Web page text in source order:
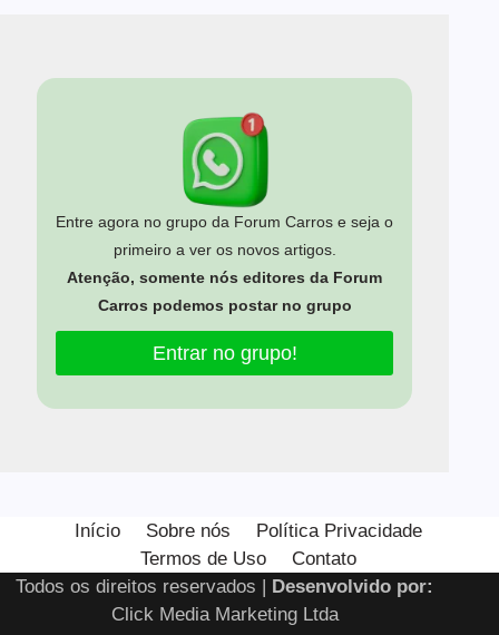
Entre agora no grupo da Forum Carros e seja o
primeiro a ver os novos artigos.
Atenção, somente nós editores da Forum
Carros podemos postar no grupo
Entrar no grupo!
Início Sobre nós
Política Privacidade
Termos de Uso
Contato
Todos os direitos reservados |
Desenvolvido por:
Click Media Marketing Ltda
experiência em nosso site.
Você pode saber mais sobre quais cookies estamos usando
ou desativá-los emconfigurações
Close GDPR